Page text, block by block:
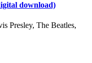
download)
Presley, The Beatles,